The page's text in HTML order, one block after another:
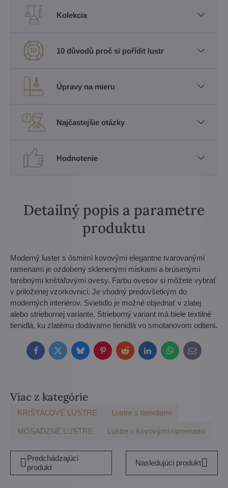
Kolekcia
10 důvodů proč si pořídit lustr
Úpravy na mieru
Najčastejšie otázky
Hodnotenie
Detailný popis a parametre
produktu
Moderný luster s ôsmimi kovovými elegantne tvarovanými
ramenami je ozdobený sklenenými miskami a brúsenými
farebnými krištáľovými ovesy. Farbu ovesov si môžete vybrať
v priloženej vzorkovnici. Je vhodný predovšetkým do
moderných interiérov. Svietidlo je možné objednať v zlatej
alebo striebornej variante. Strieborný variant má biele textilné
tienidlá, ku zlatému dodávame tienidlá vo smotanovom odtieni.
FacebookTwitterBlueskyPinterestRedditLinkedInWhatsApp
E-
mail
Viac z kategórie
KRIŠTÁĽOVÉ LUSTRE Lustre s tienidlami
MOSADZNÉ LUSTRE Lustre s kovovými ramenami
Predchádzajúci
produkt
Nasledujúci produkt